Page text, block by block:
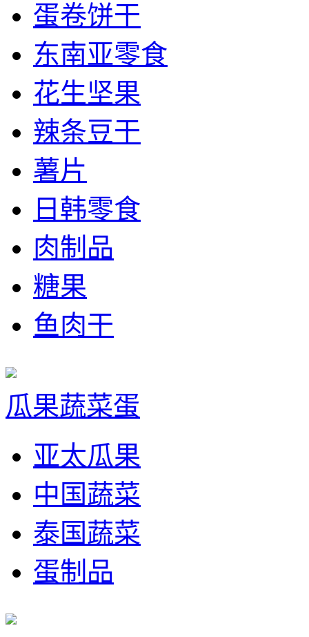
蛋卷饼干
东南亚零食
花生坚果
辣条豆干
薯片
日韩零食
肉制品
糖果
鱼肉干
瓜果蔬菜蛋
亚太瓜果
中国蔬菜
泰国蔬菜
蛋制品